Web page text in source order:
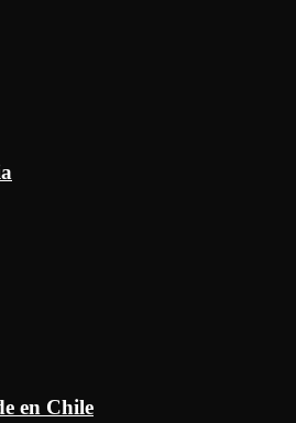
en Chile